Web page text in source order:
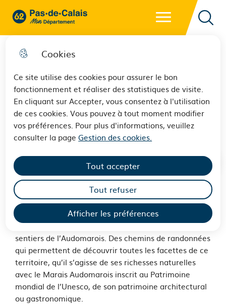
Cookies
Ce site utilise des cookies pour assurer le bon
fonctionnement et réaliser des statistiques de visite.
En cliquant sur Accepter, vous consentez à l'utilisation
de ces cookies. Vous pouvez à tout moment modifier
vos préférences. Pour plus d'informations, veuillez
consulter la pageGestion des cookies.
Afficher les préférences
Tout accepter
Tout refuser
62 - Pas-de-Calais Mon Département - Retour à l'accueil
Un nouveau topoguide pour
découvrir à pied l’Audomarois
En partenariat avec la fédération française de
randonnée, le Pas-de-Calais a participé à la rédaction
d’un topoguide pour partir à la découverte des
sentiers de l’Audomarois. Des chemins de randonnées
qui permettent de découvrir toutes les facettes de ce
territoire, qu’il s’agisse de ses richesses naturelles
avec le Marais Audomarois inscrit au Patrimoine
mondial de l’Unesco, de son patrimoine architectural
ou gastronomique.